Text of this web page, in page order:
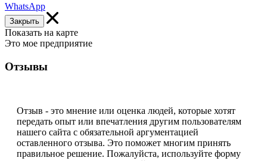
WhatsApp
Закрыть
Показать на карте
Это мое предприятие
Отзывы
Отзыв - это мнение или оценка людей, которые хотят
передать опыт или впечатления другим пользователям
нашего сайта с обязательной аргументацией
оставленного отзыва. Это поможет многим принять
правильное решение. Пожалуйста, используйте форму